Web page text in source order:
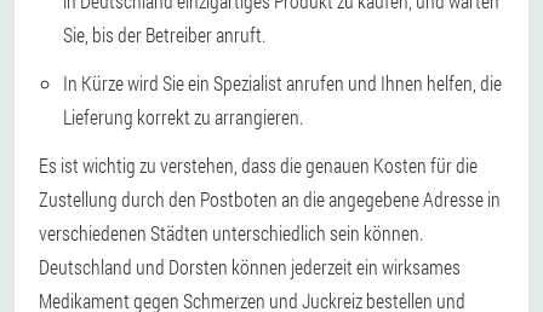
Sie, bis der Betreiber anruft.
In Kürze wird Sie ein Spezialist anrufen und Ihnen helfen, die
Lieferung korrekt zu arrangieren.
Es ist wichtig zu verstehen, dass die genauen Kosten für die
Zustellung durch den Postboten an die angegebene Adresse in
verschiedenen Städten unterschiedlich sein können.
Deutschland und Dorsten können jederzeit ein wirksames
Medikament gegen Schmerzen und Juckreiz bestellen und